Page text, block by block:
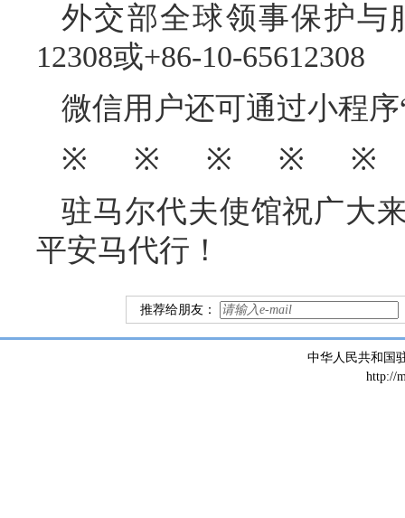
外交部全球领事保护与
12308或+86-10-65612308
微信用户还可通过小程
※ ※ ※ ※ ※
驻马尔代夫使馆祝广大
平安马代行！
推荐给朋友：
中华人民共和国
http://